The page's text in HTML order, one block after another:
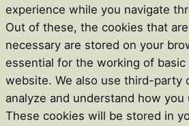
experience while you navigate
Out of these, the cookies that
necessary are stored on your
essential for the working of
website. We also use third-party
analyze and understand how
These cookies will be stored in